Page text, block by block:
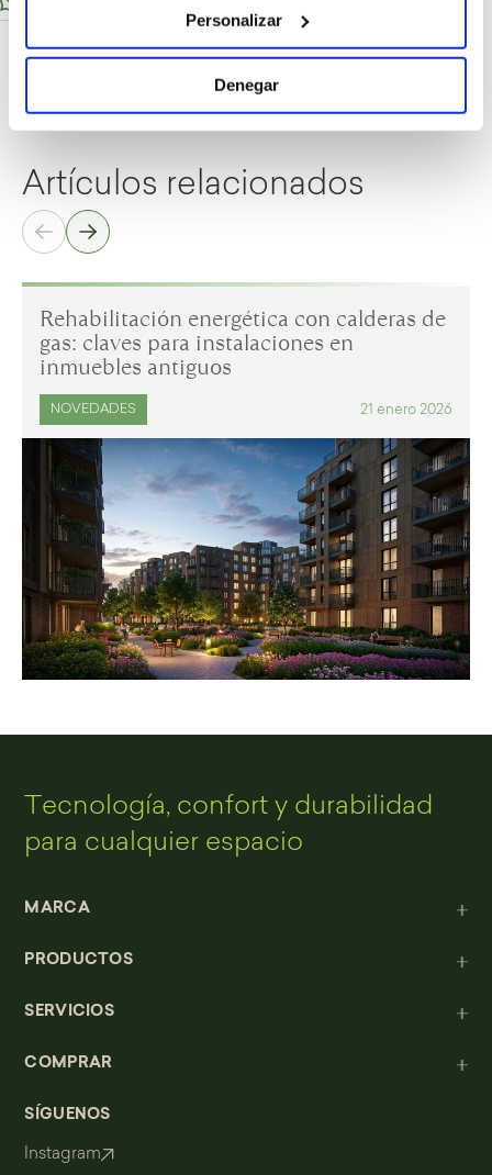
Personalizar
Denegar
Artículos relacionados
Rehabilitación energética con calderas de
gas: claves para instalaciones en
inmuebles antiguos
NOVEDADES 21 enero 2026
Tecnología, confort y durabilidad
para cualquier espacio
MARCA
PRODUCTOS
SERVICIOS
COMPRAR
SÍGUENOS
Instagram